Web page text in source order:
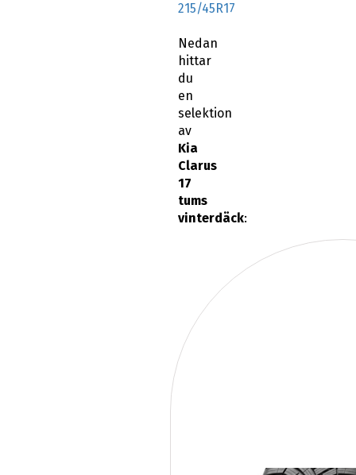
215/45R17
Nedan
hittar
du
en
selektion
av
Kia
Clarus
17
tums
vinterdäck: